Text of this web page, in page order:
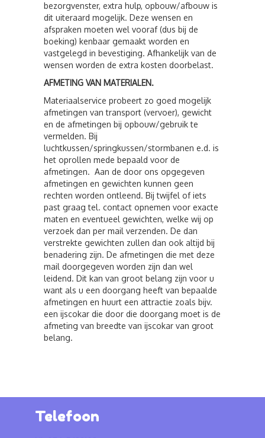
bezorgvenster, extra hulp, opbouw/afbouw is
dit uiteraard mogelijk. Deze wensen en
afspraken moeten wel vooraf (dus bij de
boeking) kenbaar gemaakt worden en
vastgelegd in bevestiging. Afhankelijk van de
wensen worden de extra kosten doorbelast.
AFMETING VAN MATERIALEN.
Materiaalservice probeert zo goed mogelijk
afmetingen van transport (vervoer), gewicht
en de afmetingen bij opbouw/gebruik te
vermelden. Bij
luchtkussen/springkussen/stormbanen e.d. is
het oprollen mede bepaald voor de
afmetingen. Aan de door ons opgegeven
afmetingen en gewichten kunnen geen
rechten worden ontleend. Bij twijfel of iets
past graag tel. contact opnemen voor exacte
maten en eventueel gewichten, welke wij op
verzoek dan per mail verzenden. De dan
verstrekte gewichten zullen dan ook altijd bij
benadering zijn. De afmetingen die met deze
mail doorgegeven worden zijn dan wel
leidend. Dit kan van groot belang zijn voor u
want als u een doorgang heeft van bepaalde
afmetingen en huurt een attractie zoals bijv.
een ijscokar die door die doorgang moet is de
afmeting van breedte van ijscokar van groot
belang.
Telefoon